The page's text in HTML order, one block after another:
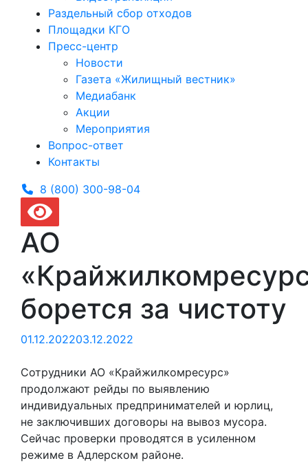
Раздельный сбор отходов
Площадки КГО
Пресс-центр
Новости
Газета «Жилищный вестник»
Медиабанк
Акции
Мероприятия
Вопрос-ответ
Контакты
8 (800) 300-98-04
АО
борется за чистоту
01.12.202203.12.2022
Сотрудники АО «Крайжилкомресурс»
продолжают рейды по выявлению
индивидуальных предпринимателей и юрлиц,
не заключивших договоры на вывоз мусора.
Сейчас проверки проводятся в усиленном
режиме в Адлерском районе.